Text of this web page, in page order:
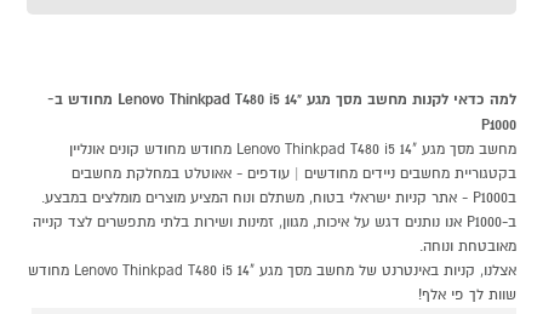
למה כדאי לקנות מחשב מסך מגע "14 Lenovo Thinkpad T480 i5 מחודש ב-
P1000
מחשב מסך מגע "14 Lenovo Thinkpad T480 i5 מחודש מחודש קונים אונליין
בקטגוריית מחשבים ניידים מחודשים | עודפים - אאוטלט במחלקת מחשבים
בP1000 - אתר קניות ישראלי בטוח, משתלם ונוח המציע מוצרים מומלצים במבצע.
ב-P1000 אנו נותנים דגש על איכות, מגוון, זמינות ושירות בלתי מתפשרים לצד קנייה
מאובטחת ונוחה.
אצלנו, קניות באינטרנט של מחשב מסך מגע "14 Lenovo Thinkpad T480 i5 מחודש
שוות לך פי אלף!